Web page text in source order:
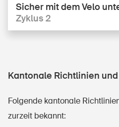
Sicher mit dem Velo
Zyklus 2
Kantonale Richtlinien
Folgende kantonale
zurzeit bekannt: